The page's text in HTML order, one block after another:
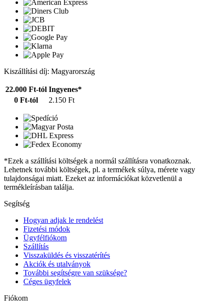
Kiszállítási díj: Magyarország
22.000 Ft-tól Ingyenes*
0 Ft-tól
2.150 Ft
*Ezek a szállítási költségek a normál szállításra vonatkoznak.
Lehetnek további költségek, pl. a termékek súlya, mérete vagy
tulajdonságai miatt. Ezeket az információkat közvetlenül a
termékleírásban találja.
Segítség
Hogyan adjak le rendelést
Fizetési módok
Ügyfélfiókom
Szállítás
Visszaküldés és visszatérítés
Akciók és utalványok
További segítségre van szüksége?
Céges ügyfelek
Fiókom